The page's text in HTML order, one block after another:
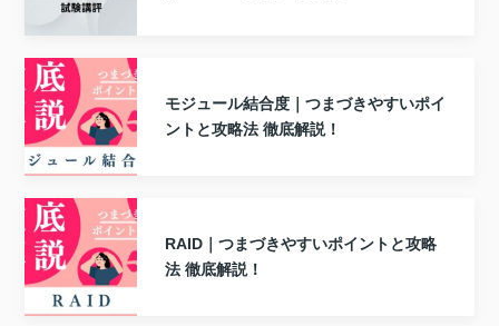
モジュール結合度｜つまづきやすいポイ
ントと攻略法 徹底解説！
RAID｜つまづきやすいポイントと攻略
法 徹底解説！